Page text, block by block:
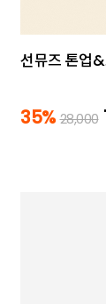
선뮤즈 톤업
35% 28,000